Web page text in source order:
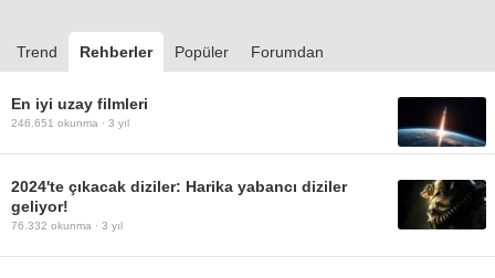
Trend Rehberler Popüler Forumdan
En iyi uzay filmleri
246.651 okunma · 3 yıl
2024'te çıkacak diziler: Harika yabancı diziler
geliyor!
76.332 okunma · 3 yıl